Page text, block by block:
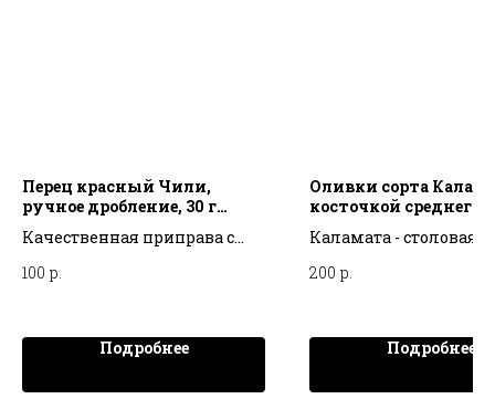
Перец красный Чили,
ручное дробление, 30 г
ЗОЛОТО ИНДИИ
Качественная приправа с
вкусом, полезная для
противопаразитарными и
свойствами, укрепляет
100 р.
Подробнее
Оливки сорта
косточкой среднего
размера, Греция, 200
уп. EL GREKO
Каламата - столовая
200 р.
Подробнее